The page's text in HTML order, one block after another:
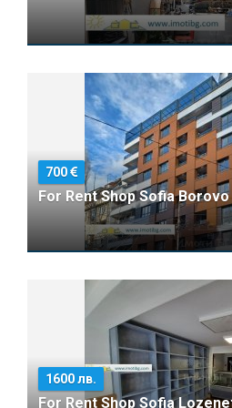
700
For Rent Shop Sofia Borovo
1600 лв.
For Rent Shop Sofia